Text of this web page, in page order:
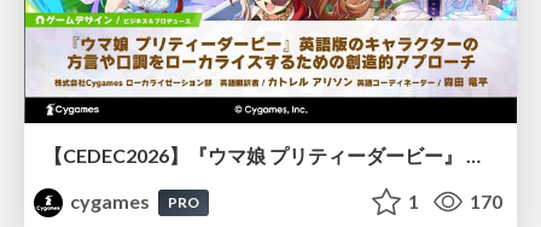
【CEDEC2026】『ウマ娘 プリティーダービー』 英語版のキャラクターの方言や口調をローカライズするための創造的アプローチ
cygames
PRO 1 170